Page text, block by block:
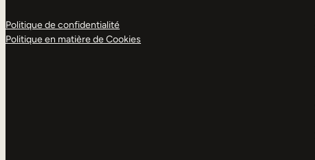
Politique de confidentialité
Politique en matière de Cookies